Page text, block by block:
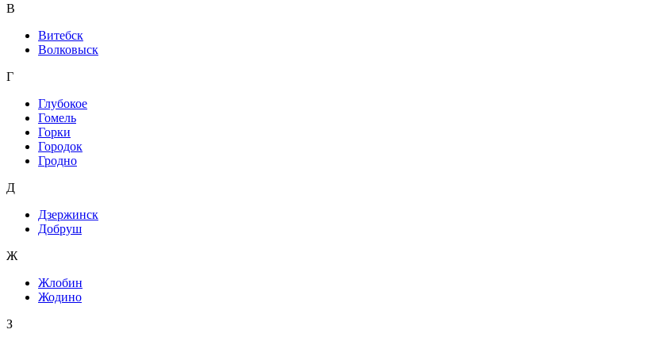
В
Витебск
Волковыск
Г
Глубокое
Гомель
Горки
Городок
Гродно
Д
Дзержинск
Добруш
Ж
Жлобин
Жодино
З